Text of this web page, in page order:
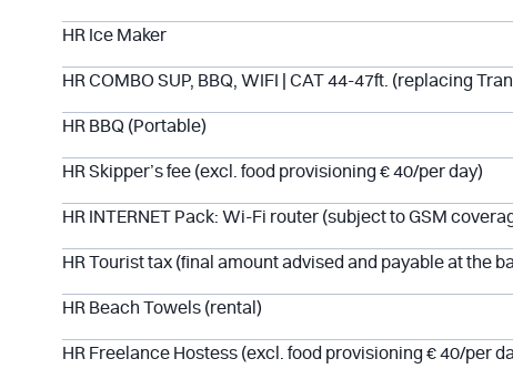
HR Ice Maker
HR COMBO SUP, BBQ, WIFI | CAT 44-47ft. (replacing
HR BBQ (Portable)
HR Skipper’s fee (excl. food provisioning € 40/per day)
HR INTERNET Pack: Wi-Fi router (subject to GSM
HR Tourist tax (final amount advised and payable at the
HR Beach Towels (rental)
HR Freelance Hostess (excl. food provisioning € 40/per